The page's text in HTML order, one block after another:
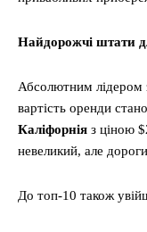
Найдорожчі штати
Абсолютним лідером
вартість оренди
Каліфорнія з ціною
невеликий, але
До топ-10 також